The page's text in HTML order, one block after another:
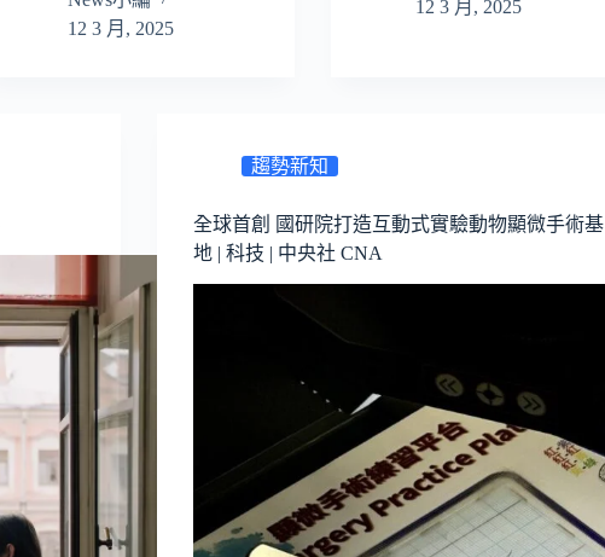
12 3 月, 2025
12 3 月, 2025
趨勢新知
全球首創 國研院打造互動式實驗動物顯微手術基
地 | 科技 | 中央社 CNA